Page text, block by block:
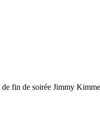
fin de soirée Jimmy